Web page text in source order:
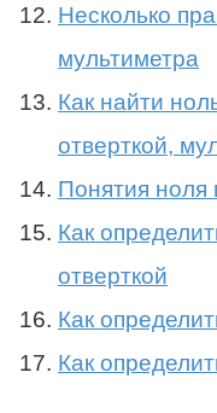
Несколько
мультиметра
Как найти
отверткой,
Понятия
Как
отверткой
Как
Как